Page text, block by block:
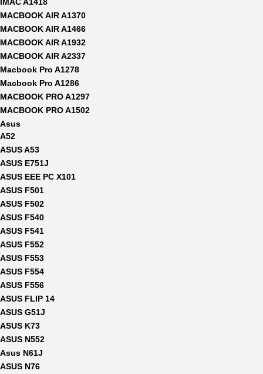
MACBOOK AIR A1370
MACBOOK AIR A1466
MACBOOK AIR A1932
MACBOOK AIR A2337
Macbook Pro A1278
Macbook Pro A1286
MACBOOK PRO A1297
MACBOOK PRO A1502
Asus
A52
ASUS A53
ASUS E751J
ASUS EEE PC X101
ASUS F501
ASUS F502
ASUS F540
ASUS F541
ASUS F552
ASUS F553
ASUS F554
ASUS F556
ASUS FLIP 14
ASUS G51J
ASUS K73
ASUS N552
Asus N61J
ASUS N76